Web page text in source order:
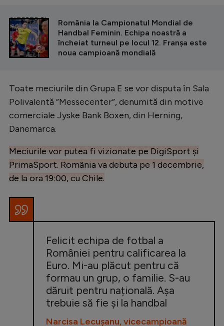
CITEȘTE ȘI
România la Campionatul Mondial de
Handbal Feminin. Echipa noastră a
încheiat turneul pe locul 12. Franșa este
noua campioană mondială
Toate meciurile din Grupa E se vor disputa în Sala
Polivalentă ”Messecenter”, denumită din motive
comerciale Jyske Bank Boxen, din Herning,
Danemarca.
Meciurile vor putea fi vizionate pe DigiSport și
PrimaSport. România va debuta pe 1 decembrie,
de la ora 19:00, cu Chile.
Felicit echipa de fotbal a
României pentru calificarea la
Euro. Mi-au plăcut pentru că
formau un grup, o familie. S-au
dăruit pentru națională. Așa
trebuie să fie și la handbal
Narcisa Lecușanu, vicecampioană